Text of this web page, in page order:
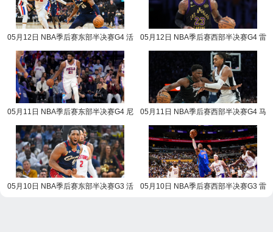
05月12日 NBA季后赛东部半决赛G4 活
05月12日 NBA季后赛西部半决赛G4 雷
05月11日 NBA季后赛东部半决赛G4 尼
05月11日 NBA季后赛西部半决赛G4 马
05月10日 NBA季后赛东部半决赛G3 活
05月10日 NBA季后赛西部半决赛G3 雷